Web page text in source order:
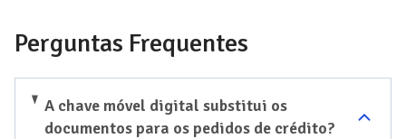
Perguntas Frequentes
A chave móvel digital substitui os
documentos para os pedidos de crédito?